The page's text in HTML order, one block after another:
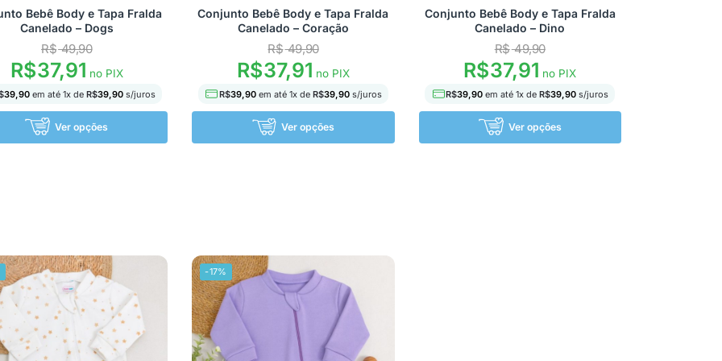
Bebê Body e Tapa Fralda
Canelado – Dogs
R$49,90
R$37,91 no PIX
39,90 em até 1x de R$39,90s/juros
Ver opções
Conjunto Bebê Body e Tapa Fralda
Canelado – Coração
R$49,90
R$37,91 no PIX
R$39,90 em até 1x de R$39,90s/juros
Ver opções
Conjunto Bebê Body e Tapa Fralda
Canelado – Dino
R$49,90
R$37,91 no PIX
R$39,90 em até1x deR$39,90 s/juros
Ver opções
-17%